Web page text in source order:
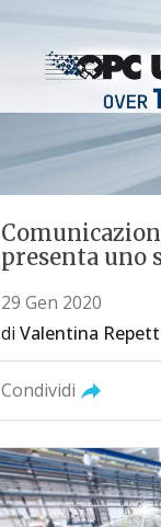
presenta uno
29 Gen 2020
diValentina
Condividi